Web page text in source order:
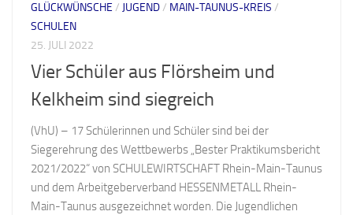
GLÜCKWÜNSCHE / JUGEND/ MAIN-TAUNUS-KREIS /
SCHULEN
25. JULI 2022
Vier Schüler aus Flörsheim und
Kelkheim sind siegreich
(VhU) – 17 Schülerinnen und Schüler sind bei der
Siegerehrung des Wettbewerbs „Bester Praktikumsbericht
2021/2022“ von SCHULEWIRTSCHAFT Rhein-Main-Taunus
und dem Arbeitgeberverband HESSENMETALL Rhein-
Main-Taunus ausgezeichnet worden. Die Jugendlichen